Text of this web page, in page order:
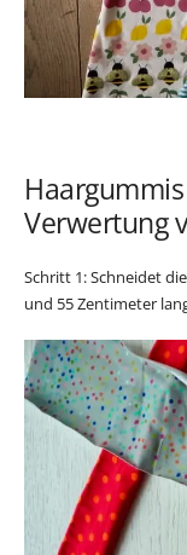
Verwertung
Schritt 1: Schneidet
und 55 Zentimeter